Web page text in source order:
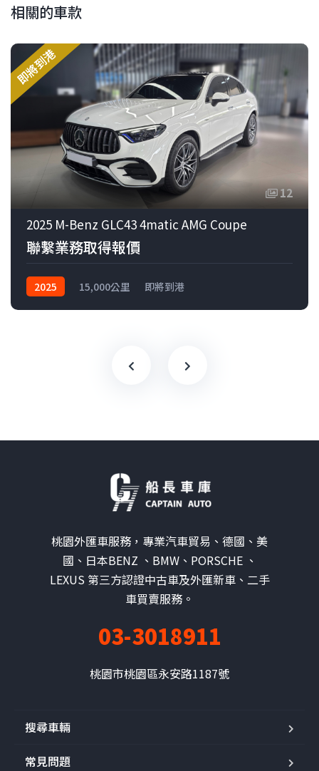
相關的車款
即將到港
12
2025 M-Benz GLC43 4matic AMG Coupe
聯繫業務取得報價
2025 15,000公里 即將到港
桃園外匯車服務，專業汽車貿易、德國、美
國、日本BENZ 、BMW、PORSCHE 、
LEXUS 第三方認證中古車及外匯新車、二手
車買賣服務。
03-3018911
桃園市桃園區永安路1187號
搜尋車輛
常見問題